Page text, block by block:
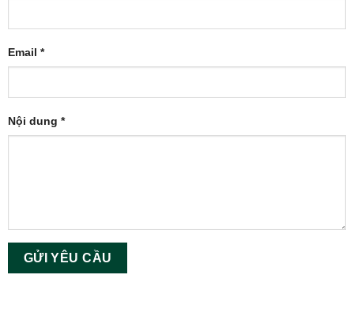
Email *
Nội dung *